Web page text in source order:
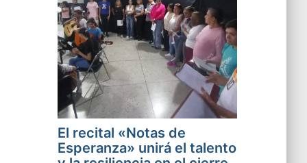
El recital «Notas de
Esperanza» unirá el talento